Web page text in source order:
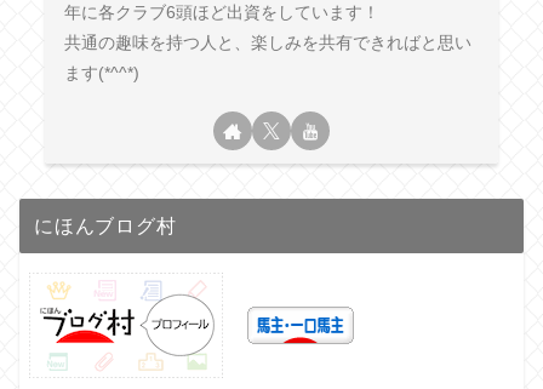
年に各クラブ6頭ほど出資をしています！
共通の趣味を持つ人と、楽しみを共有できればと思い
ます(*^^*)
にほんブログ村